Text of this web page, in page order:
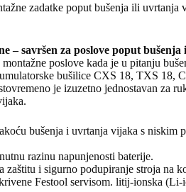
zadatke poput bušenja ili
– savršen za poslove poput
poslove kada je u pitanju
bušilice CXS 18, TXS
je izuzetno jednostavan za
bušenja i uvrtanja vijaka s
razinu napunjenosti baterije.
i sigurno podupiranje stroja na
Festool servisom. litij-ionska